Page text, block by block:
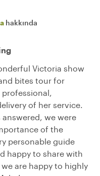
hakkında
Victoria show
bites tour for
of her service.
we were
of the
personable guide
happy to share with
are happy to highly